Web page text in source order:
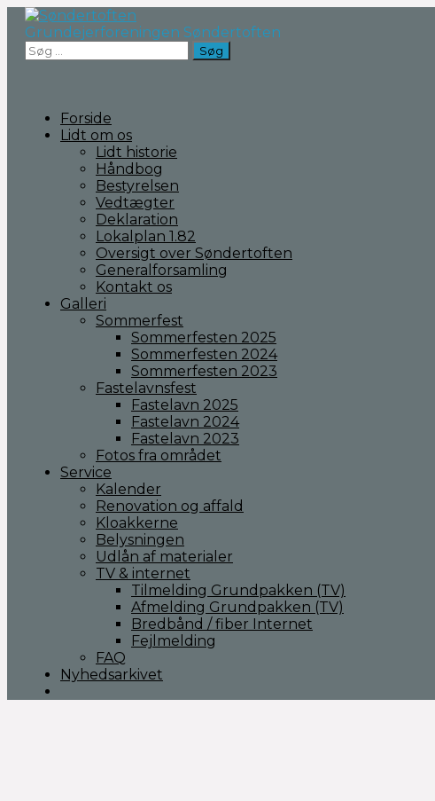
Fortsæt
indhold
Grundejerforeningen Søndertoften
Søg
efter:
Forside
Lidt om os
Lidt historie
Håndbog
Bestyrelsen
Vedtægter
Deklaration
Lokalplan 1.82
Oversigt over Søndertoften
Generalforsamling
Kontakt os
Galleri
Sommerfest
Sommerfesten 2025
Sommerfesten 2024
Sommerfesten 2023
Fastelavnsfest
Fastelavn 2025
Fastelavn 2024
Fastelavn 2023
Fotos fra området
Service
Kalender
Renovation og affald
Kloakkerne
Belysningen
Udlån af materialer
TV & internet
Tilmelding Grundpakken (TV)
Afmelding Grundpakken (TV)
Bredbånd / fiber Internet
Fejlmelding
FAQ
Nyhedsarkivet